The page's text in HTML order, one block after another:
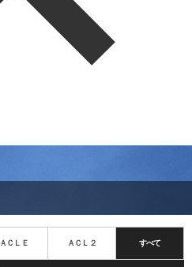
ＡＣＬＥ ＡＣＬ２ すべて